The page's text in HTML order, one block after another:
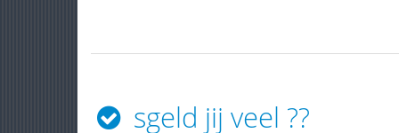
sgeld jij veel ??